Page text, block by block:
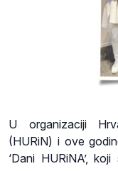
U organizaciji
(HURiN) i ove
‘Dani HURiNA’,